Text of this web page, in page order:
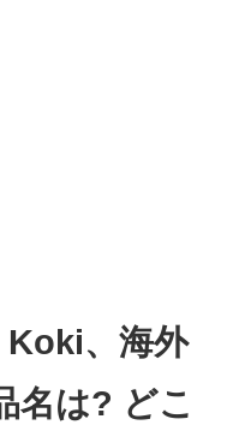
Koki、海外
名は? どこ